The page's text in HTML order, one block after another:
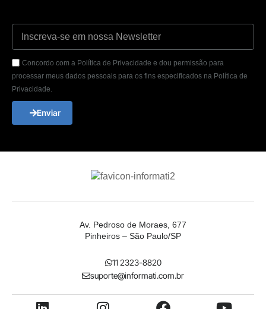
Concordo com a Política de Privacidade e dou permissão para
processar meus dados pessoais para os fins especificados na Política de
Privacidade.
Enviar
Av. Pedroso de Moraes, 677
Pinheiros – São Paulo/SP
11 2323-8820
suporte@informati.com.br